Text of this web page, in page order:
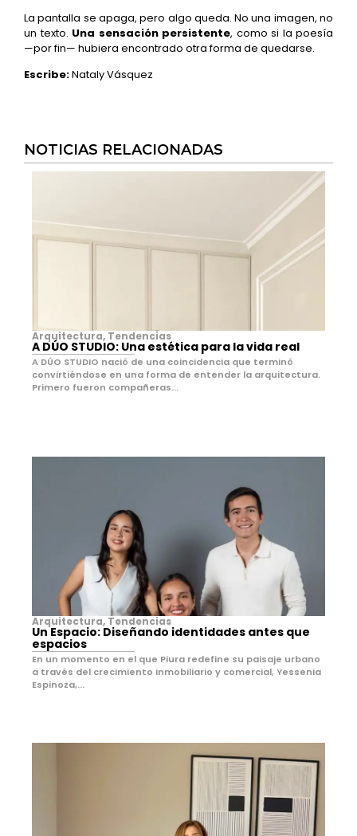
La pantalla se apaga, pero algo queda. No una imagen, no
un texto. Una sensación persistente, como si la poesía
—por fin— hubiera encontrado otra forma de quedarse.
Escribe:Nataly Vásquez
NOTICIAS RELACIONADAS
Arquitectura, Tendencias
A DÚO STUDIO: Una estética para la vida real
A DÚO STUDIO nació de una coincidencia que terminó
convirtiéndose en una forma de entender la arquitectura.
Primero fueron compañeras...
Arquitectura, Tendencias
Un Espacio: Diseñando identidades antes que
espacios
En un momento en el que Piura redefine su paisaje urbano
a través del crecimiento inmobiliario y comercial, Yessenia
Espinoza,...